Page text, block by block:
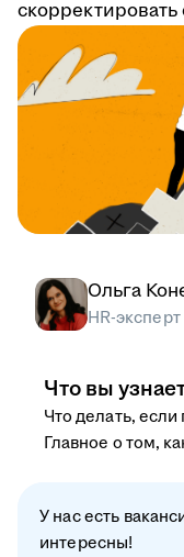
Ольга
HR-эксперт
Что вы
Что делать, если
Главное о том,
У нас есть
интересны!